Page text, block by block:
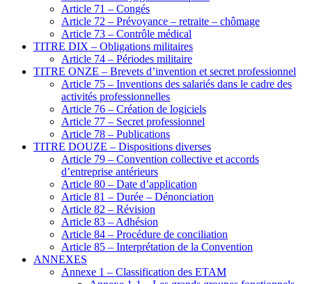
Article 71 – Congés
Article 72 – Prévoyance – retraite – chômage
Article 73 – Contrôle médical
TITRE DIX – Obligations militaires
Article 74 – Périodes militaire
TITRE ONZE – Brevets d’invention et secret professionnel
Article 75 – Inventions des salariés dans le cadre des
activités professionnelles
Article 76 – Création de logiciels
Article 77 – Secret professionnel
Article 78 – Publications
TITRE DOUZE – Dispositions diverses
Article 79 – Convention collective et accords
d’entreprise antérieurs
Article 80 – Date d’application
Article 81 – Durée – Dénonciation
Article 82 – Révision
Article 83 – Adhésion
Article 84 – Procédure de conciliation
Article 85 – Interprétation de la Convention
ANNEXES
Annexe 1 – Classification des ETAM